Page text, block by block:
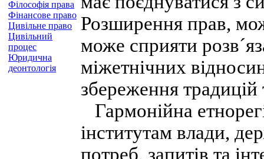
Філософія права
Фінансове право
Цивільне право
Цивільний
процес
Юридична
деонтологія
Розширення прав,
може сприяти
міжетнічних
збереження традицій
Гармонійна
інститутам влади,
потреб, запитів та